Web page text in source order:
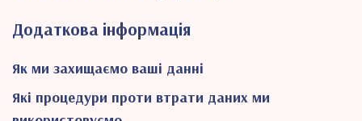
Додаткова інформація
Як ми захищаємо ваші данні
Які процедури проти втрати даних ми